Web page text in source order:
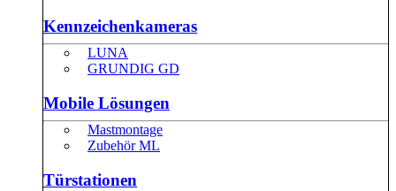
Kennzeichenkameras
LUNA
GRUNDIG GD
Mobile Lösungen
Mastmontage
Zubehör ML
Türstationen